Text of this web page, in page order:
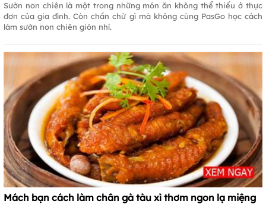
Sườn non chiên là một trong những món ăn không thể thiếu ở thực
đơn của gia đình. Còn chần chừ gì mà không cùng PasGo học cách
làm sườn non chiên giòn nhỉ.
Mách bạn cách làm chân gà tàu xì thơm ngon lạ miệng